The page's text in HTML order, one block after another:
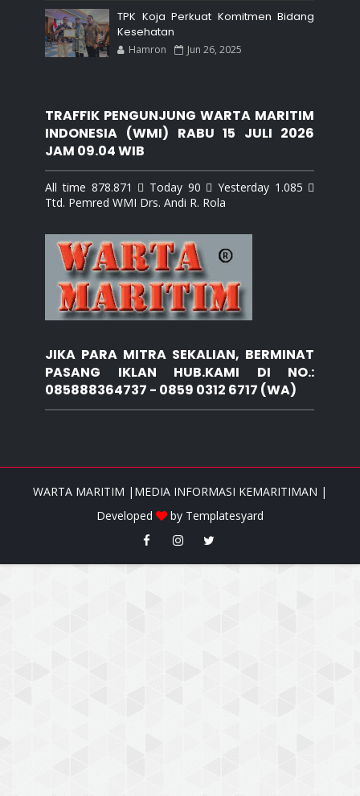
TPK Koja Perkuat Komitmen Bidang
Kesehatan
Hamron Jun 26, 2025
TRAFFIK PENGUNJUNG WARTA MARITIM
INDONESIA (WMI) RABU 15 JULI 2026
JAM 09.04 WIB
All time 878.871  Today 90  Yesterday 1.085 
Ttd. Pemred WMI Drs. Andi R. Rola
JIKA PARA MITRA SEKALIAN, BERMINAT
PASANG IKLAN HUB.KAMI DI NO.:
085888364737 - 0859 0312 6717 (WA)
WARTA MARITIM |MEDIA INFORMASI KEMARITIMAN |
Developed
by Templatesyard